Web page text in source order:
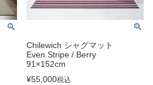
Chilewich シャグマット
Even Stripe / Berry
91×152cm
¥55,000税込